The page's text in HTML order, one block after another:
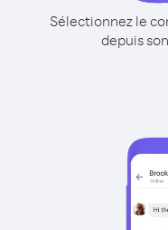
Sélectionnez le
depuis